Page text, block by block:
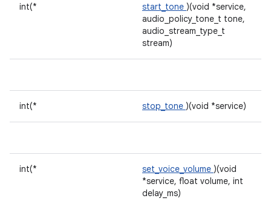
int(* start_tone )(void *service,
audio_policy_tone_t tone,
audio_stream_type_t
stream)
int(* stop_tone )(void *service)
int(* set_voice_volume )(void
*service, float volume, int
delay_ms)